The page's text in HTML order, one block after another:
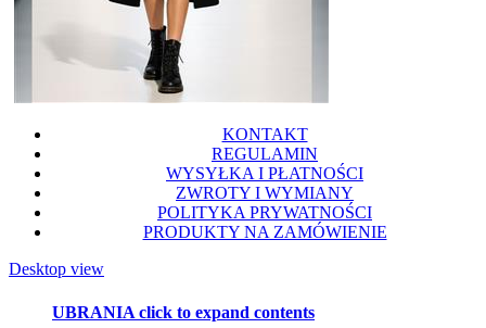
KONTAKT
REGULAMIN
WYSYŁKA I PŁATNOŚCI
ZWROTY I WYMIANY
POLITYKA PRYWATNOŚCI
PRODUKTY NA ZAMÓWIENIE
Desktop view
UBRANIA click to expand contents